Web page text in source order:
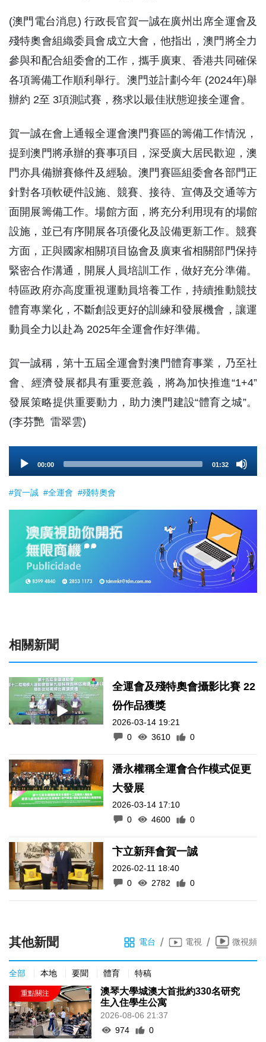
(澳門電台消息) 行政長官賀一誠在廣州出席全運會及
殘特奧會組織委員會成立大會，他指出，澳門將全力
參與和配合組委會的工作，攜手廣東、香港共同確保
各項籌備工作順利舉行。澳門並計劃今年 (2024年)舉
辦約 2至 3項測試賽，務求以最佳狀態迎接全運會。
賀一誠在會上通報全運會澳門賽區的籌備工作情況，
提到澳門將承辦的賽事項目，深受廣大居民歡迎，澳
門亦具備辦賽條件及經驗。澳門賽區組委會各部門正
針對各項軟硬件設施、競賽、接待、宣傳及交通等方
面開展籌備工作。場館方面，將充分利用現有的場館
設施，並已有序開展各項優化及設備更新工作。競賽
方面，正與國家相關項目協會及廣東省相關部門保持
緊密合作溝通，開展人員培訓工作，做好充分準備。
特區政府亦高度重視運動員培養工作，持續推動競技
體育專業化，不斷創設更好的訓練和發展機會，讓運
動員全力以赴為 2025年全運會作好準備。
賀一誠稱，第十五屆全運會對澳門體育事業，乃至社
會、經濟發展都具有重要意義，將為加快推進“1+4”
發展策略提供重要動力，助力澳門建設“體育之城”。
(李芬艷 雷翠雲)
Player
00:00 01:32
#賀一誠 #全運會 #殘特奧會
相關新聞
全運會及殘特奧會攝影比賽 22
份作品獲獎
2026-03-14 19:21
0
3610 0
潘永權稱全運會合作模式促更
大發展
2026-03-14 17:10
0
4600 0
卞立新拜會賀一誠
2026-02-11 18:40
0
2782 0
其他新聞 電台 / 電視 / 微視頻
全部 本地 要聞 體育 特稿
澳琴大學城澳大首批約330名研究
生入住學生公寓
2026-08-06 21:37
974
0